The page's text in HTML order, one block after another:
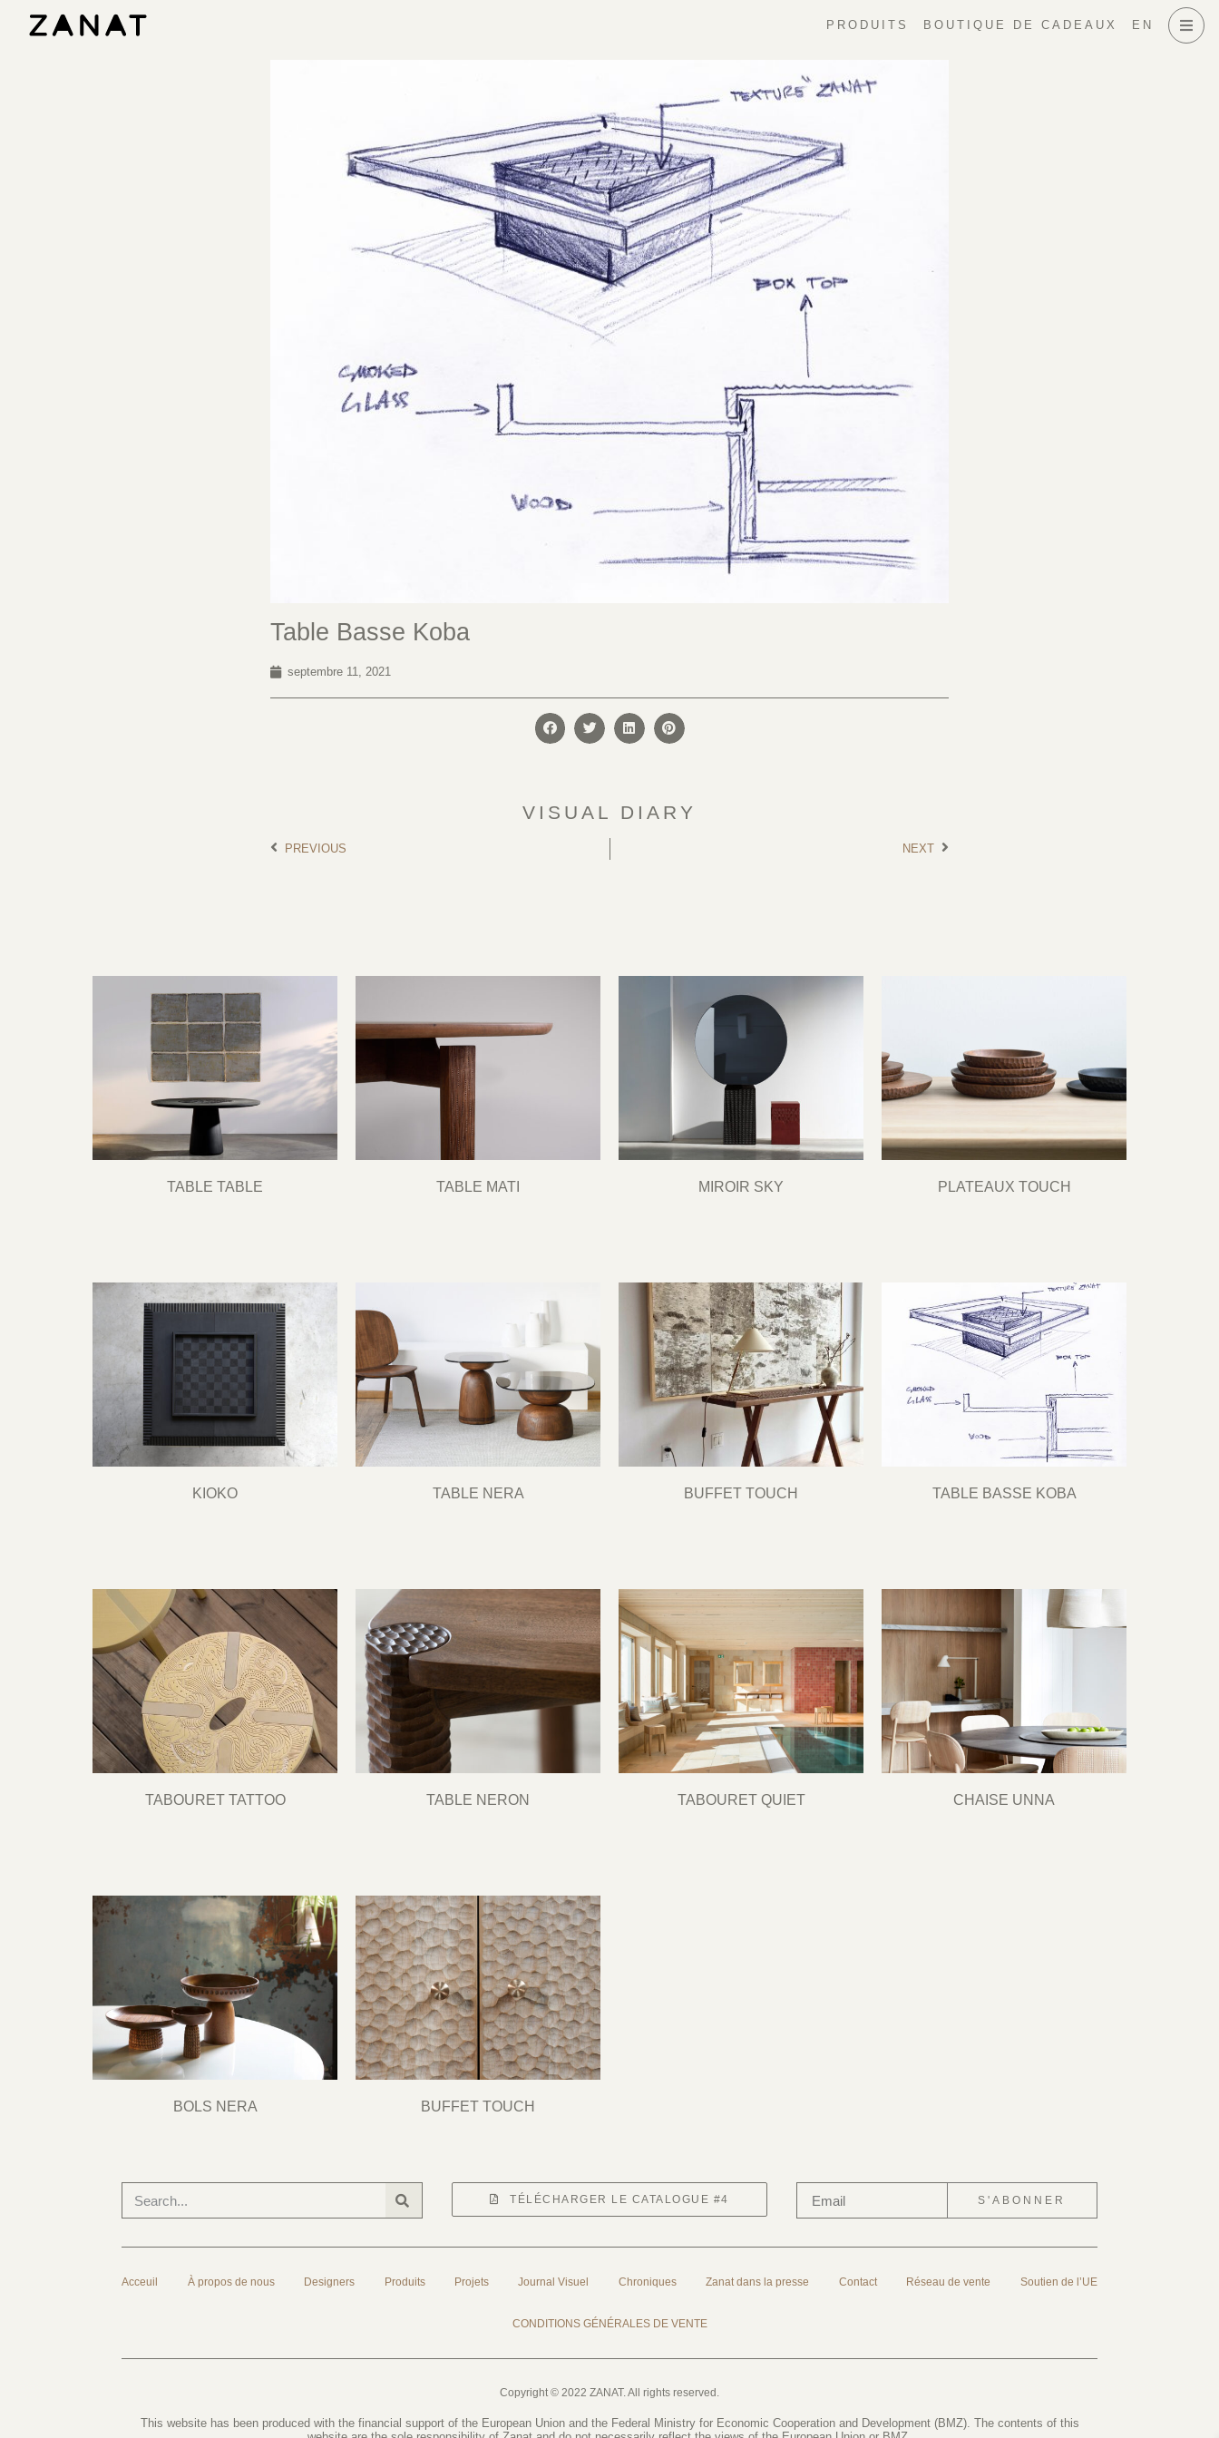
PRODUITS BOUTIQUE DE CADEAUX EN
Table Basse Koba
septembre 11, 2021
VISUAL DIARY
PREVIOUS NEXT
TABLE TABLE TABLE MATI MIROIR SKY PLATEAUX TOUCH
KIOKO TABLE NERA BUFFET TOUCH TABLE BASSE KOBA
TABOURET TATTOO TABLE NERON TABOURET QUIET CHAISE UNNA
BOLS NERA BUFFET TOUCH
TÉLÉCHARGER LE CATALOGUE #4 S'ABONNER
Acceuil À propos de nous Designers Produits Projets Journal Visuel Chroniques Zanat dans la presse Contact Réseau de vente Soutien de l’UE
CONDITIONS GÉNÉRALES DE VENTE
Copyright © 2022 ZANAT. All rights reserved.
This website has been produced with the financial support of the European Union and the Federal Ministry for Economic Cooperation and Development (BMZ). The contents of this